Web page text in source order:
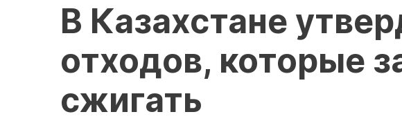
В Казахстане
отходов, которые
сжигать